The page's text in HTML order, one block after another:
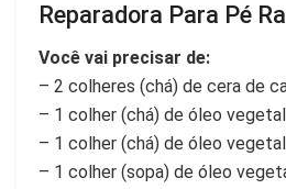
Reparadora Para Pé
Você vai precisar de:
– 2 colheres (chá) de cera de
– 1 colher (chá) de óleo
– 1 colher (chá) de óleo
– 1 colher (sopa) de óleo